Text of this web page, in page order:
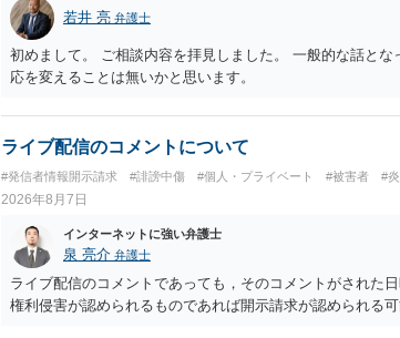
若井 亮 弁護士
初めまして。 ご相談内容を拝見しました。 一般的な話と
応を変えることは無いかと思います。
ライブ配信のコメントについて
#発信者情報開示請求 #誹謗中傷 #個人・プライベート #被害者 #
2026年8月7日
インターネットに強い弁護士
泉 亮介 弁護士
ライブ配信のコメントであっても，そのコメントがされた
権利侵害が認められるものであれば開示請求が認められる可